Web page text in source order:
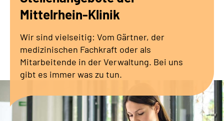
Karriere
Zuweisende &
Mittelrhein-Klinik
Wir sind vielseitig: Vom Gärtner, der
medizinischen Fachkraft oder als
Mitarbeitende in der Verwaltung. Bei uns
gibt es immer was zu tun.